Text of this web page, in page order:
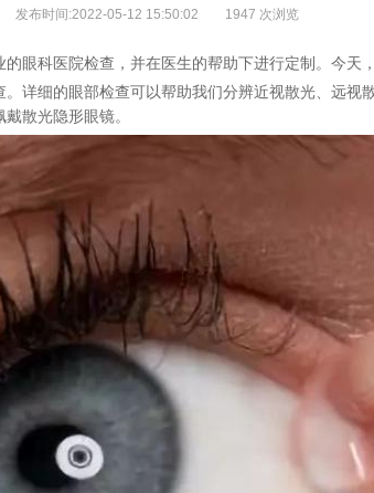
发布时间:2022-05-12 15:50:02 1947 次浏览
眼科医院检查，并在医生的帮助下进行定制。今天
详细的眼部检查可以帮助我们分辨近视散光、 远视
戴散光隐形眼镜。